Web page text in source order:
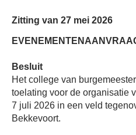
Zitting van 27 mei 2026
Besluit
Het college van
toelating voor de organisatie
7 juli 2026 in een veld
Bekkevoort.